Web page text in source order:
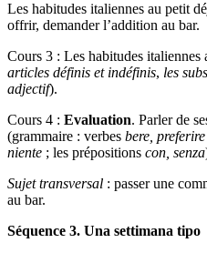
Les habitudes italiennes au petit
offrir, demander l’addition au bar.
Cours 3 : Les habitudes italiennes
articles définis et indéfinis, les
adjectif).
Cours 4 : Evaluation. Parler de
(grammaire : verbes bere, preferire
niente ; les prépositions con, senza
Sujet transversal : passer une
au bar.
Séquence 3. Una settimana tipo